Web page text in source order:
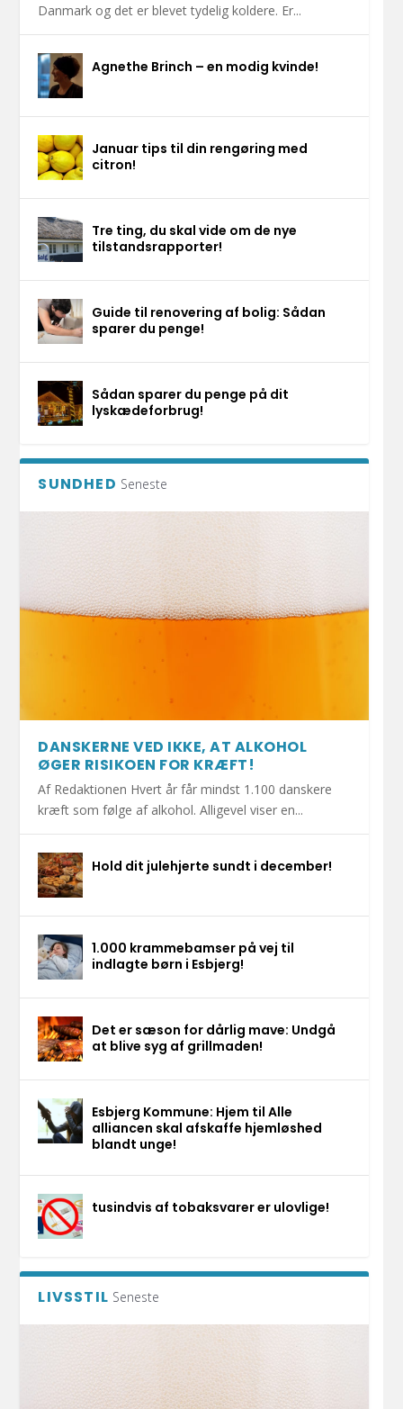
Danmark og det er blevet tydelig koldere. Er...
Agnethe Brinch – en modig kvinde!
Januar tips til din rengøring med
citron!
Tre ting, du skal vide om de nye
tilstandsrapporter!
Guide til renovering af bolig: Sådan
sparer du penge!
Sådan sparer du penge på dit
lyskædeforbrug!
SUNDHED Seneste
DANSKERNE VED IKKE, AT ALKOHOL
ØGER RISIKOEN FOR KRÆFT!
Af Redaktionen Hvert år får mindst 1.100 danskere
kræft som følge af alkohol. Alligevel viser en...
Hold dit julehjerte sundt i december!
1.000 krammebamser på vej til
indlagte børn i Esbjerg!
Det er sæson for dårlig mave: Undgå
at blive syg af grillmaden!
Esbjerg Kommune: Hjem til Alle
alliancen skal afskaffe hjemløshed
blandt unge!
tusindvis af tobaksvarer er ulovlige!
LIVSSTIL Seneste